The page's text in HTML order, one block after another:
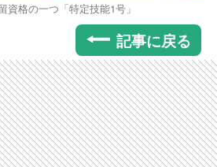
資格の一つ「特定技能1号」
記事に戻る